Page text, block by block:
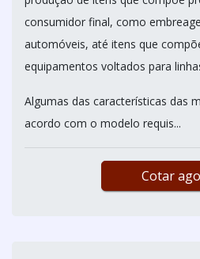
consumidor final, como
automóveis, até itens que
equipamentos voltados para
Algumas das características das
acordo com o modelo requis...
Cotar